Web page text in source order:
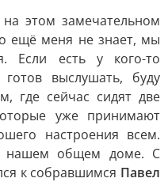
этом замечательном
ещё меня не знает, мы
Если есть у кого-то
выслушать, буду
где сейчас сидят две
уже принимают
настроения всем.
нашем общем доме. С
к собравшимся Павел